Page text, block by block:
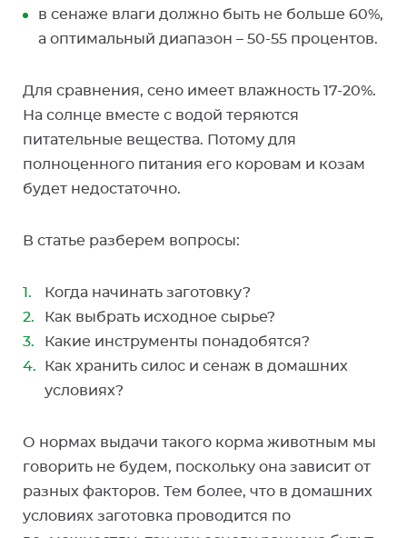
в сенаже влаги должно быть не больше 60%,
а оптимальный диапазон – 50-55 процентов.
Для сравнения, сено имеет влажность 17-20%.
На солнце вместе с водой теряются
питательные вещества. Потому для
полноценного питания его коровам и козам
будет недостаточно.
В статье разберем вопросы:
Когда начинать заготовку?
Как выбрать исходное сырье?
Какие инструменты понадобятся?
Как хранить силос и сенаж в домашних
условиях?
О нормах выдачи такого корма животным мы
говорить не будем, поскольку она зависит от
разных факторов. Тем более, что в домашних
условиях заготовка проводится по